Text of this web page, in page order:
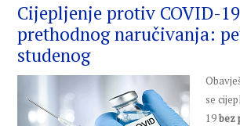
Cijepljenje protiv COVID-
prethodnog naručivanja:
studenog
se
19bez